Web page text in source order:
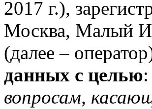
2017 г.),
Москва, Малый
(далее –
данных с целью:
вопросам,